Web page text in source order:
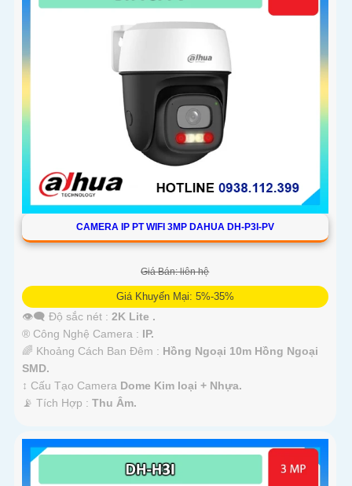
CAMERA IP PT WIFI 3MP DAHUA DH-P3I-PV
Giá Bán: liên hệ
Giá Khuyến Mại: 5%-35%
👁️‍🗨 Độ sắc nét : 2K Lite .
®️ Công Nghệ Camera : IP.
🌈 Khoảng Cách Ban Đêm : Hồng Ngoại 10m Hồng Ngoại
SMD.
↕️ Cấu Tạo Camera Dome Kim loại + Nhựa.
️📡 Tích Hợp : Thu Âm.